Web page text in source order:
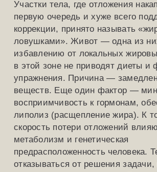
Участки тела, где отложения
первую очередь и хуже всего
коррекции, принято называть
ловушками». Живот — одна из
избавлению от локальных
в этой зоне не приводят диеты и
упражнения. Причина —
веществ. Еще один фактор —
восприимчивость к гормонам,
липолиз (расщепление жира). К
скорость потери отложений
метаболизм и генетическая
предрасположенность человека.
отказываться от решения задачи,